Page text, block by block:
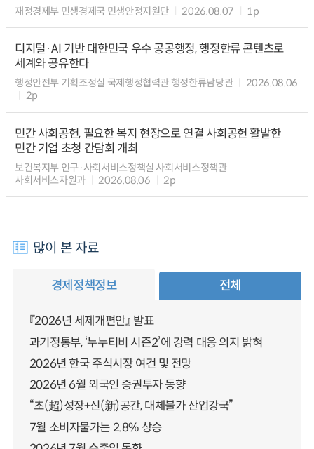
재정경제부 민생경제국 민생안정지원단 2026.08.07 1p
디지털·AI 기반 대한민국 우수 공공행정, 행정한류 콘텐츠로
세계와 공유한다
행정안전부 기획조정실 국제행정협력관 행정한류담당관
2026.08.06
2p
민간 사회공헌, 필요한 복지 현장으로 연결 사회공헌 활발한
민간 기업 초청 간담회 개최
보건복지부 인구·사회서비스정책실 사회서비스정책관
사회서비스자원과
2026.08.06 2p
많이 본 자료
경제정책정보 전체
『2026년 세제개편안』 발표
과기정통부, ‘누누티비 시즌2’에 강력 대응 의지 밝혀
2026년 한국 주식시장 여건 및 전망
2026년 6월 외국인 증권투자 동향
“초(超)성장+신(新)공간, 대체불가 산업강국”
7월 소비자물가는 2.8% 상승